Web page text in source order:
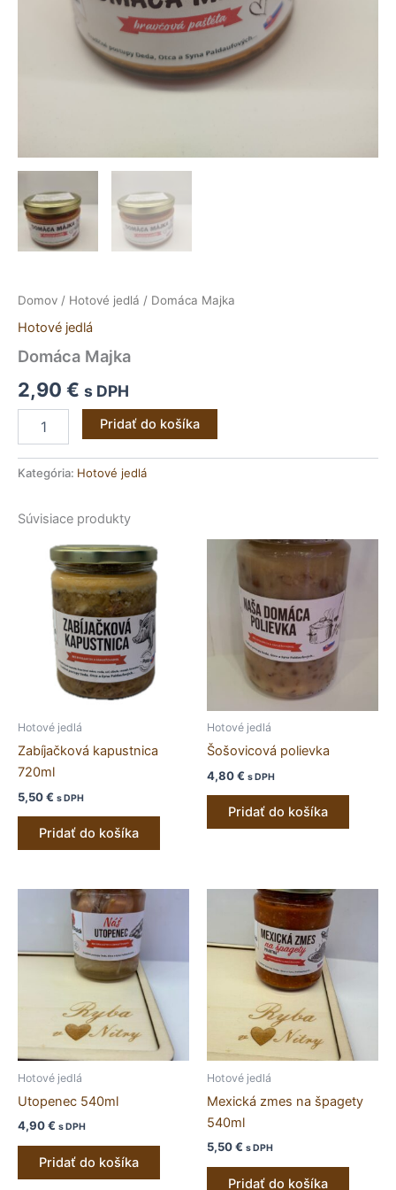
Domov / Hotové jedlá / Domáca Majka
Hotové jedlá
Domáca Majka
2,90 € s DPH
Pridať do košíka
Kategória: Hotové jedlá
Súvisiace produkty
Hotové jedlá
Zabíjačková kapustnica
720ml
5,50€ s DPH
Pridať do košíka
Hotové jedlá
Šošovicová polievka
4,80€ s DPH
Pridať do košíka
Hotové jedlá
Utopenec 540ml
4,90€ s DPH
Pridať do košíka
Hotové jedlá
Mexická zmes na špagety
540ml
5,50€ s DPH
Pridať do košíka